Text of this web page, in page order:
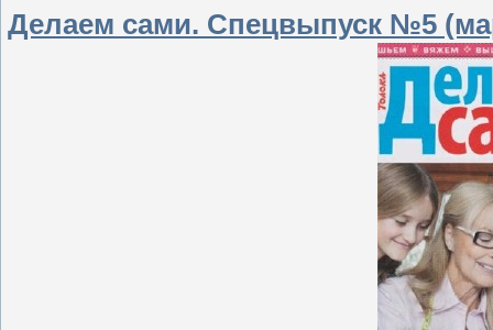
Делаем сами. Спецвыпуск №5